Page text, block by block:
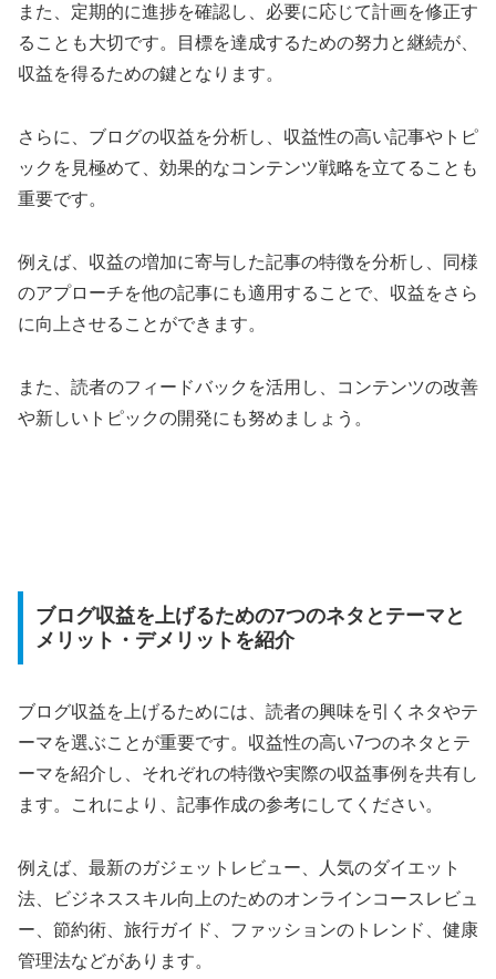
また、定期的に進捗を確認し、必要に応じて計画を修正す
ることも大切です。目標を達成するための努力と継続が、
収益を得るための鍵となります。
さらに、ブログの収益を分析し、収益性の高い記事やトピ
ックを見極めて、効果的なコンテンツ戦略を立てることも
重要です。
例えば、収益の増加に寄与した記事の特徴を分析し、同様
のアプローチを他の記事にも適用することで、収益をさら
に向上させることができます。
また、読者のフィードバックを活用し、コンテンツの改善
や新しいトピックの開発にも努めましょう。
ブログ収益を上げるための7つのネタとテーマと
メリット・デメリットを紹介
ブログ収益を上げるためには、読者の興味を引くネタやテ
ーマを選ぶことが重要です。収益性の高い7つのネタとテ
ーマを紹介し、それぞれの特徴や実際の収益事例を共有し
ます。これにより、記事作成の参考にしてください。
例えば、最新のガジェットレビュー、人気のダイエット
法、ビジネススキル向上のためのオンラインコースレビュ
ー、節約術、旅行ガイド、ファッションのトレンド、健康
管理法などがあります。